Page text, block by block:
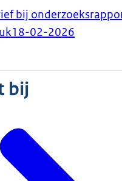
bij
18-02-2026
bij